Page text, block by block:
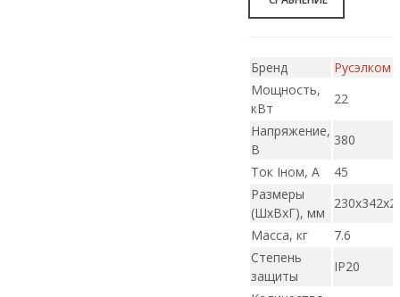
Бренд
Русэлком
Мощность,
кВт
22
Напряжение,
В
380
Ток Iном, А
45
Размеры
(ШxВxГ), мм
Масса, кг
7.6
Степень
защиты
IP20